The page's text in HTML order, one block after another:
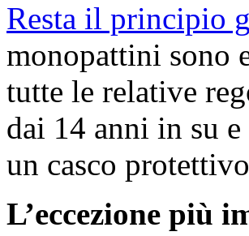
Resta il principio
monopattini sono
tutte le relative
dai 14 anni in su
un casco
L’eccezione più